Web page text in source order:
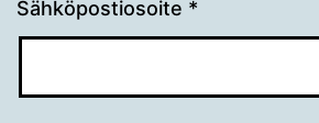
Sähköpostiosoite *